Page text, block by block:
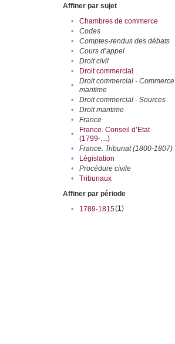
Affiner par sujet
•
Chambres de commerce
•
Codes
•
Comptes-rendus des débats
•
Cours d’appel
•
Droit civil
•
Droit commercial
•
Droit commercial - Commerce
maritime
• Droit commercial - Sources
•
Droit maritime
•
France
•
France. Conseil d’Etat
(1799-....)
• France. Tribunat (1800-1807)
•
Législation
•
Procédure civile
•
Tribunaux
Affiner par période
•
1789-1815(1)